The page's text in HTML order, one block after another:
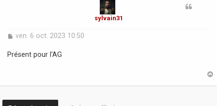
sylvain31
M
s
ven. 6 oct. 2023 10:50
Présent pour l'AG